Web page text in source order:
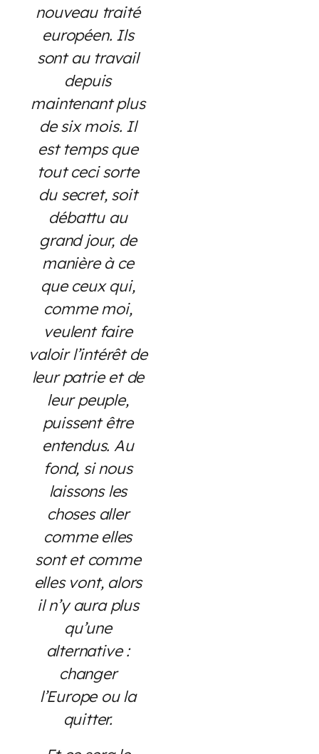
nouveau traité
européen. Ils
sont au travail
depuis
maintenant plus
de six mois. Il
est temps que
tout ceci sorte
du secret, soit
débattu au
grand jour, de
manière à ce
que ceux qui,
comme moi,
veulent faire
valoir l’intérêt de
leur patrie et de
leur peuple,
puissent être
entendus. Au
fond, si nous
laissons les
choses aller
comme elles
sont et comme
elles vont, alors
il n’y aura plus
qu’une
alternative :
changer
l’Europe ou la
quitter.